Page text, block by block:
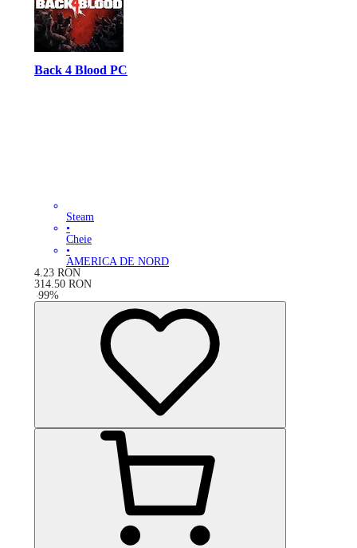
Back 4 Blood PC
Steam
•
Cheie
•
AMERICA DE NORD
4.23 RON
314.50 RON
-99%